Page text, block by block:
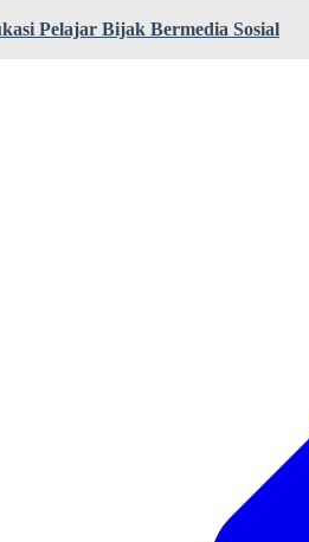
Pelajar Bijak Bermedia Sosial